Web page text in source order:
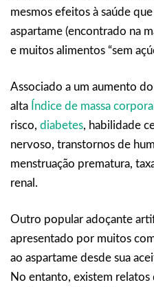
mesmos efeitos à saúde
aspartame (encontrado na
e muitos alimentos “sem
Associado a um aumento
alta Índice de massa corporal
risco, diabetes, habilidade
nervoso, transtornos de
menstruação prematura,
renal.
Outro popular adoçante
apresentado por muitos
ao aspartame desde sua
No entanto, existem relatos